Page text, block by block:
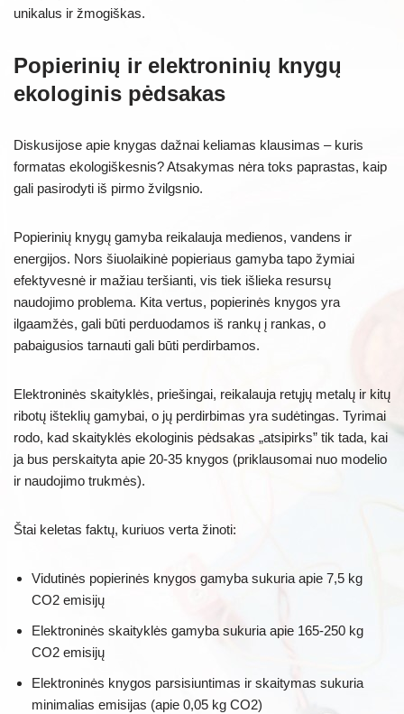
unikalus ir žmogiškas.
Popierinių ir elektroninių knygų
ekologinis pėdsakas
Diskusijose apie knygas dažnai keliamas klausimas – kuris
formatas ekologiškesnis? Atsakymas nėra toks paprastas, kaip
gali pasirodyti iš pirmo žvilgsnio.
Popierinių knygų gamyba reikalauja medienos, vandens ir
energijos. Nors šiuolaikinė popieriaus gamyba tapo žymiai
efektyvesnė ir mažiau teršianti, vis tiek išlieka resursų
naudojimo problema. Kita vertus, popierinės knygos yra
ilgaamžės, gali būti perduodamos iš rankų į rankas, o
pabaigusios tarnauti gali būti perdirbamos.
Elektroninės skaityklės, priešingai, reikalauja retųjų metalų ir kitų
ribotų išteklių gamybai, o jų perdirbimas yra sudėtingas. Tyrimai
rodo, kad skaityklės ekologinis pėdsakas „atsipirks” tik tada, kai
ja bus perskaityta apie 20-35 knygos (priklausomai nuo modelio
ir naudojimo trukmės).
Štai keletas faktų, kuriuos verta žinoti:
Vidutinės popierinės knygos gamyba sukuria apie 7,5 kg
CO2 emisijų
Elektroninės skaityklės gamyba sukuria apie 165-250 kg
CO2 emisijų
Elektroninės knygos parsisiuntimas ir skaitymas sukuria
minimalias emisijas (apie 0,05 kg CO2)